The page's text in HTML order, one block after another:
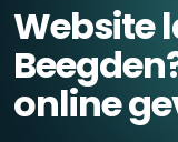
Website
online